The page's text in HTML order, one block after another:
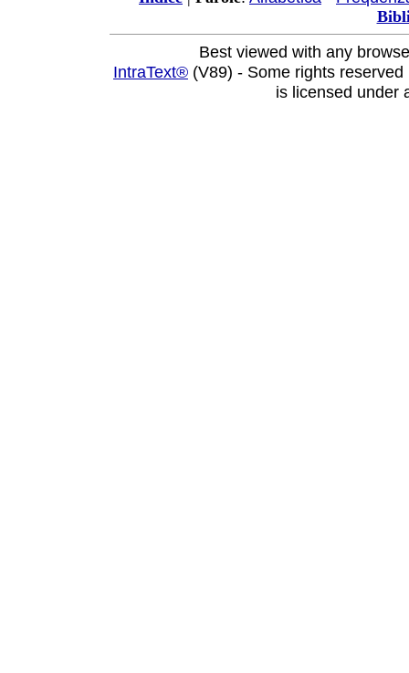
Best viewed with any
IntraText® (V89) - Some rights
is licensed under